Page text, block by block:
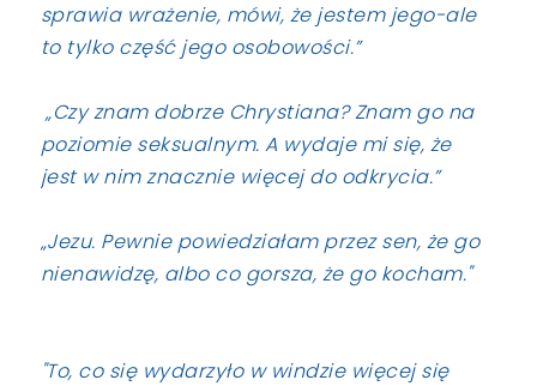
sprawia wrażenie, mówi, że jestem jego-ale
to tylko część jego osobowości.”
„Czy znam dobrze Chrystiana? Znam go na
poziomie seksualnym. A wydaje mi się, że
jest w nim znacznie więcej do odkrycia.”
„Jezu. Pewnie powiedziałam przez sen, że go
nienawidzę, albo co gorsza, że go kocham."
"To, co się wydarzyło w windzie więcej się